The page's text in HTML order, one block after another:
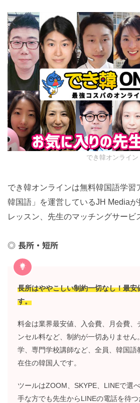
でき韓オンライン
でき韓オンラインは無料韓国語学習
韓国語」を運営しているJH Media
レッスン、先生のマッチングサービ
長所・短所
長所はややこしい制約一切なし！最安
す。
料金は業界最安値、入会費、月会費、
ンセル料など、制約が一切ありません
学、専門学校講師など、全員、韓国語
在住の韓国人です。
ツールはZOOM、SKYPE、LINEで選
手な方でも先生からLINEの電話を待